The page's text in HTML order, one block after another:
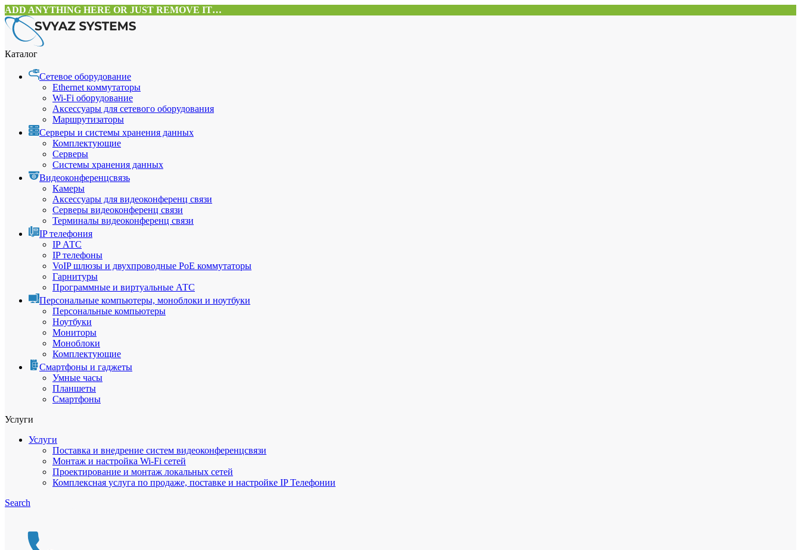
ADD ANYTHING HERE OR JUST REMOVE IT…
Каталог
Сетевое оборудование
Ethernet коммутаторы
Wi-Fi оборудование
Аксессуары для сетевого оборудования
Маршрутизаторы
Серверы и системы хранения данных
Комплектующие
Серверы
Системы хранения данных
Видеоконференцсвязь
Камеры
Аксессуары для видеоконференц связи
Серверы видеоконференц связи
Терминалы видеоконференц связи
IP телефония
IP АТС
IP телефоны
VoIP шлюзы и двухпроводные PoE коммутаторы
Гарнитуры
Программные и виртуальные АТС
Персональные компьютеры, моноблоки и ноутбуки
Персональные компьютеры
Ноутбуки
Мониторы
Моноблоки
Комплектующие
Смартфоны и гаджеты
Умные часы
Планшеты
Смартфоны
Услуги
Услуги
Поставка и внедрение систем видеоконференцсвязи
Монтаж и настройка Wi-Fi сетей
Проектирование и монтаж локальных сетей
Комплексная услуга по продаже, поставке и настройке IP Телефонии
Search